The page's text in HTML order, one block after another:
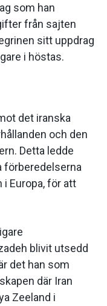
som han
från sajten
sitt uppdrag
i höstas.
det iranska
och den
Detta ledde
förberedelserna
Europa, för att
blivit utsedd
det han som
där Iran
Zeeland i